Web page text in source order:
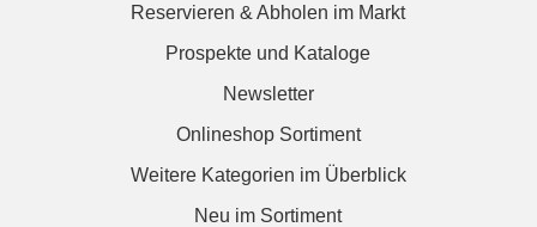
Reservieren & Abholen im Markt
Prospekte und Kataloge
Newsletter
Onlineshop Sortiment
Weitere Kategorien im Überblick
Neu im Sortiment